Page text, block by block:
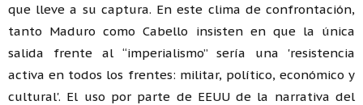
que lleve a su captura. En este clima de confrontación,
tanto Maduro como Cabello insisten en que la única
salida frente al “imperialismo” sería una 'resistencia
activa en todos los frentes: militar, político, económico y
cultural'. El uso por parte de EEUU de la narrativa del